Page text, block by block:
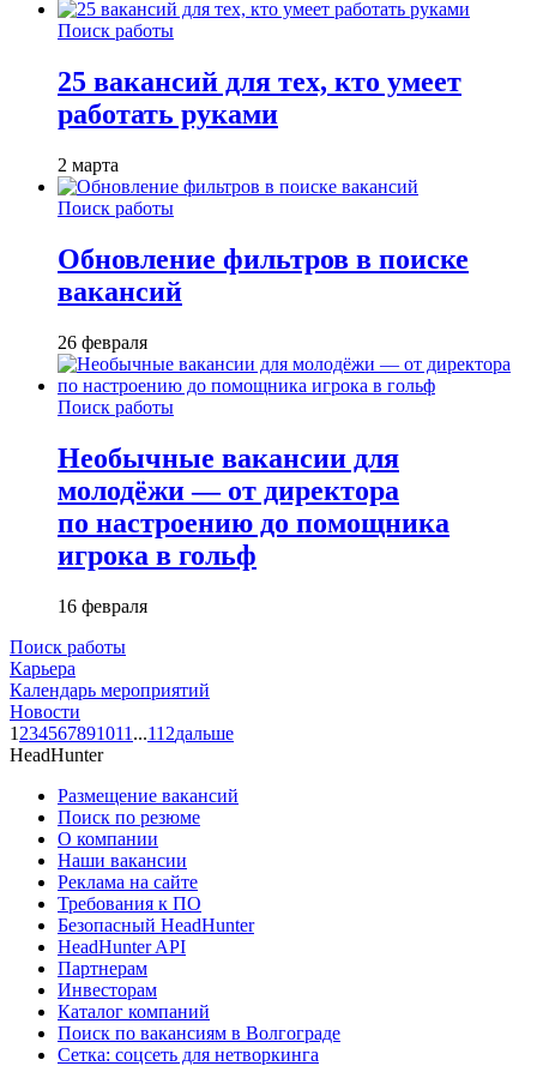
Поиск работы
25 вакансий для тех, кто умеет
работать руками
2 марта
Поиск работы
Обновление фильтров в поиске
вакансий
26 февраля
Поиск работы
Необычные вакансии для
молодёжи — от директора
по настроению до помощника
игрока в гольф
16 февраля
Поиск работы
Карьера
Календарь мероприятий
Новости
1 234567891011 ...112дальше
HeadHunter
Размещение вакансий
Поиск по резюме
О компании
Наши вакансии
Реклама на сайте
Требования к ПО
Безопасный HeadHunter
HeadHunter API
Партнерам
Инвесторам
Каталог компаний
Поиск по вакансиям в Волгограде
Сетка: соцсеть для нетворкинга